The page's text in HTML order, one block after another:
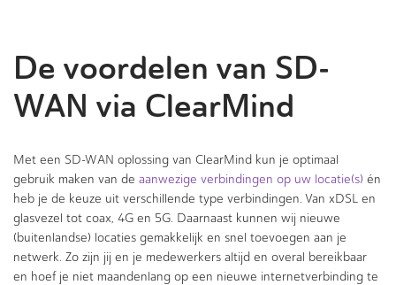
De voordelen van SD-
WAN via ClearMind
Met een SD-WAN oplossing van ClearMind kun je optimaal
gebruik maken van de aanwezige verbindingen op uw locatie(s) én
heb je de keuze uit verschillende type verbindingen. Van xDSL en
glasvezel tot coax, 4G en 5G. Daarnaast kunnen wij nieuwe
(buitenlandse) locaties gemakkelijk en snel toevoegen aan je
netwerk. Zo zijn jij en je medewerkers altijd en overal bereikbaar
en hoef je niet maandenlang op een nieuwe internetverbinding te